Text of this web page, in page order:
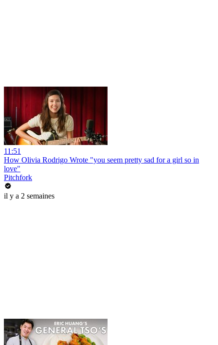
11:51
How Olivia Rodrigo Wrote "you seem pretty sad for a girl so in
love"
Pitchfork
il y a 2 semaines